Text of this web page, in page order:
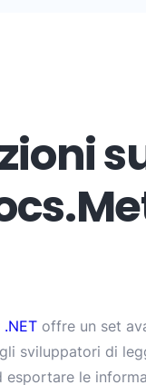
offre un set
sviluppatori di
le